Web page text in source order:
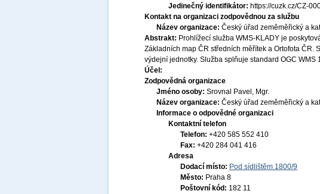
Jedinečný identifikátor: https://cuzk.cz/CZ-
Kontakt na organizaci zodpovědnou za službu
Název organizace: Český úřad zeměměřický a
Abstrakt: Prohlížecí služba WMS-KLADY je
Základních map ČR středních měřítek a Ortofota
výdejní jednotky. Služba splňuje standard OGC WMS
Účel:
Zodpovědná organizace
Jméno osoby: Srovnal Pavel, Mgr.
Název organizace: Český úřad zeměměřický a
Informace o odpovědné organizaci
Kontaktní telefon
Telefon: +420 585 552 410
Fax: +420 284 041 416
Adresa
Dodací místo: Pod sídlištěm 1800/9
Město: Praha 8
Poštovní kód: 182 11